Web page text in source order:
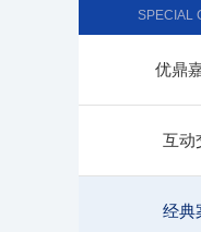
SPECIAL
优鼎
互动
经典